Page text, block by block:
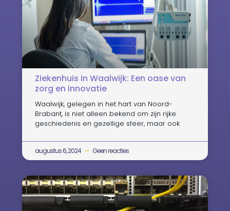
Ziekenhuis in Waalwijk: Een oase van
zorg en innovatie
Waalwijk, gelegen in het hart van Noord-
Brabant, is niet alleen bekend om zijn rijke
geschiedenis en gezellige sfeer, maar ook
augustus 6, 2024 Geen reacties